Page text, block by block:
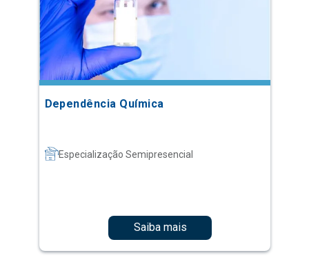
Dependência Química
Especialização Semipresencial
Saiba mais